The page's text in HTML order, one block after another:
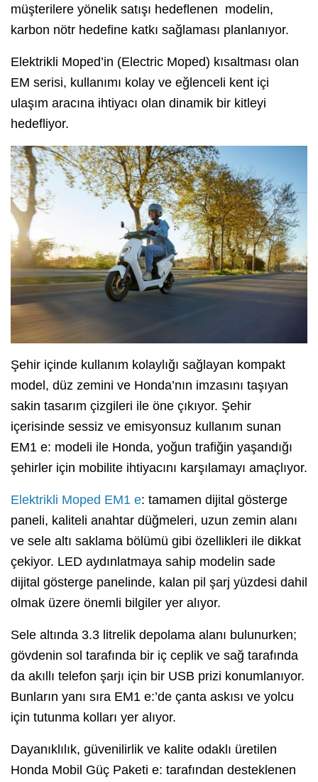
müşterilere yönelik satışı hedeflenen modelin,
karbon nötr hedefine katkı sağlaması planlanıyor.
Elektrikli Moped’in (Electric Moped) kısaltması olan
EM serisi, kullanımı kolay ve eğlenceli kent içi
ulaşım aracına ihtiyacı olan dinamik bir kitleyi
hedefliyor.
Şehir içinde kullanım kolaylığı sağlayan kompakt
model, düz zemini ve Honda’nın imzasını taşıyan
sakin tasarım çizgileri ile öne çıkıyor. Şehir
içerisinde sessiz ve emisyonsuz kullanım sunan
EM1 e: modeli ile Honda, yoğun trafiğin yaşandığı
şehirler için mobilite ihtiyacını karşılamayı amaçlıyor.
Elektrikli Moped EM1 e: tamamen dijital gösterge
paneli, kaliteli anahtar düğmeleri, uzun zemin alanı
ve sele altı saklama bölümü gibi özellikleri ile dikkat
çekiyor. LED aydınlatmaya sahip modelin sade
dijital gösterge panelinde, kalan pil şarj yüzdesi dahil
olmak üzere önemli bilgiler yer alıyor.
Sele altında 3.3 litrelik depolama alanı bulunurken;
gövdenin sol tarafında bir iç ceplik ve sağ tarafında
da akıllı telefon şarjı için bir USB prizi konumlanıyor.
Bunların yanı sıra EM1 e:’de çanta askısı ve yolcu
için tutunma kolları yer alıyor.
Dayanıklılık, güvenilirlik ve kalite odaklı üretilen
Honda Mobil Güç Paketi e: tarafından desteklenen